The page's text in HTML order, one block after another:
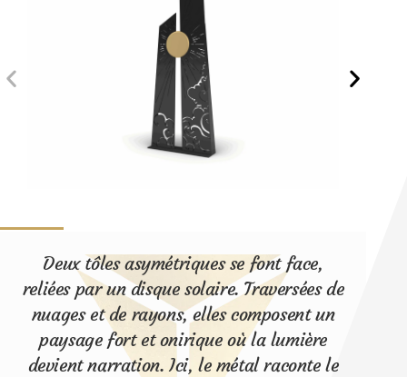
Deux tôles asymétriques se font face,
reliées par un disque solaire. Traversées de
nuages et de rayons, elles composent un
paysage fort et onirique où la lumière
devient narration. Ici, le métal raconte le